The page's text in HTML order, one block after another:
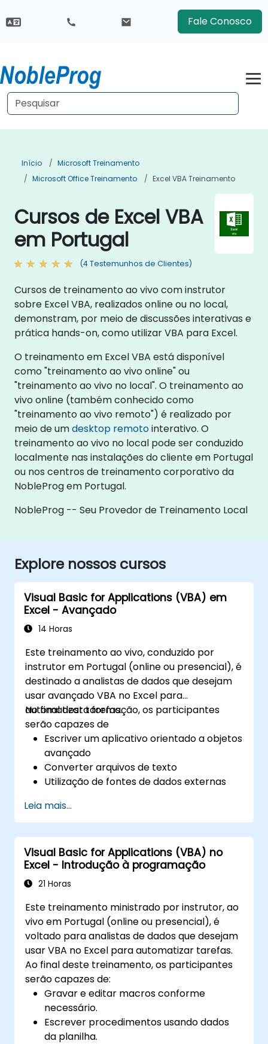
Fale Conosco
Início
Microsoft Treinamento
Microsoft Office Treinamento
Excel VBA Treinamento
Cursos de Excel VBA
em Portugal
(4 Testemunhos de Clientes)
Cursos de treinamento ao vivo com instrutor
sobre Excel VBA, realizados online ou no local,
demonstram, por meio de discussões interativas e
prática hands-on, como utilizar VBA para Excel.
O treinamento em Excel VBA está disponível
como "treinamento ao vivo online" ou
"treinamento ao vivo no local". O treinamento ao
vivo online (também conhecido como
"treinamento ao vivo remoto") é realizado por
meio de umdesktop remotointerativo. O
treinamento ao vivo no local pode ser conduzido
localmente nas instalações do cliente em Portugal
ou nos centros de treinamento corporativo da
NobleProg em Portugal.
NobleProg -- Seu Provedor de Treinamento Local
Explore nossos cursos
Visual Basic for Applications (VBA) em
Excel - Avançado
14 Horas
Este treinamento ao vivo, conduzido por
instrutor em Portugal (online ou presencial), é
destinado a analistas de dados que desejam
usar avançado VBA no Excel para
automatizar tarefas.
No final desta formação, os participantes
serão capazes de
Escriver um aplicativo orientado a objetos
avançado
Converter arquivos de texto
Utilização de fontes de dados externas
Leia mais...
Visual Basic for Applications (VBA) no
Excel - Introdução à programação
21 Horas
Este treinamento ministrado por instrutor, ao
vivo em Portugal (online ou presencial), é
voltado para analistas de dados que desejam
usar VBA no Excel para automatizar tarefas.
Ao final deste treinamento, os participantes
serão capazes de:
Gravar e editar macros conforme
necessário.
Escrever procedimentos usando dados
da planilha.